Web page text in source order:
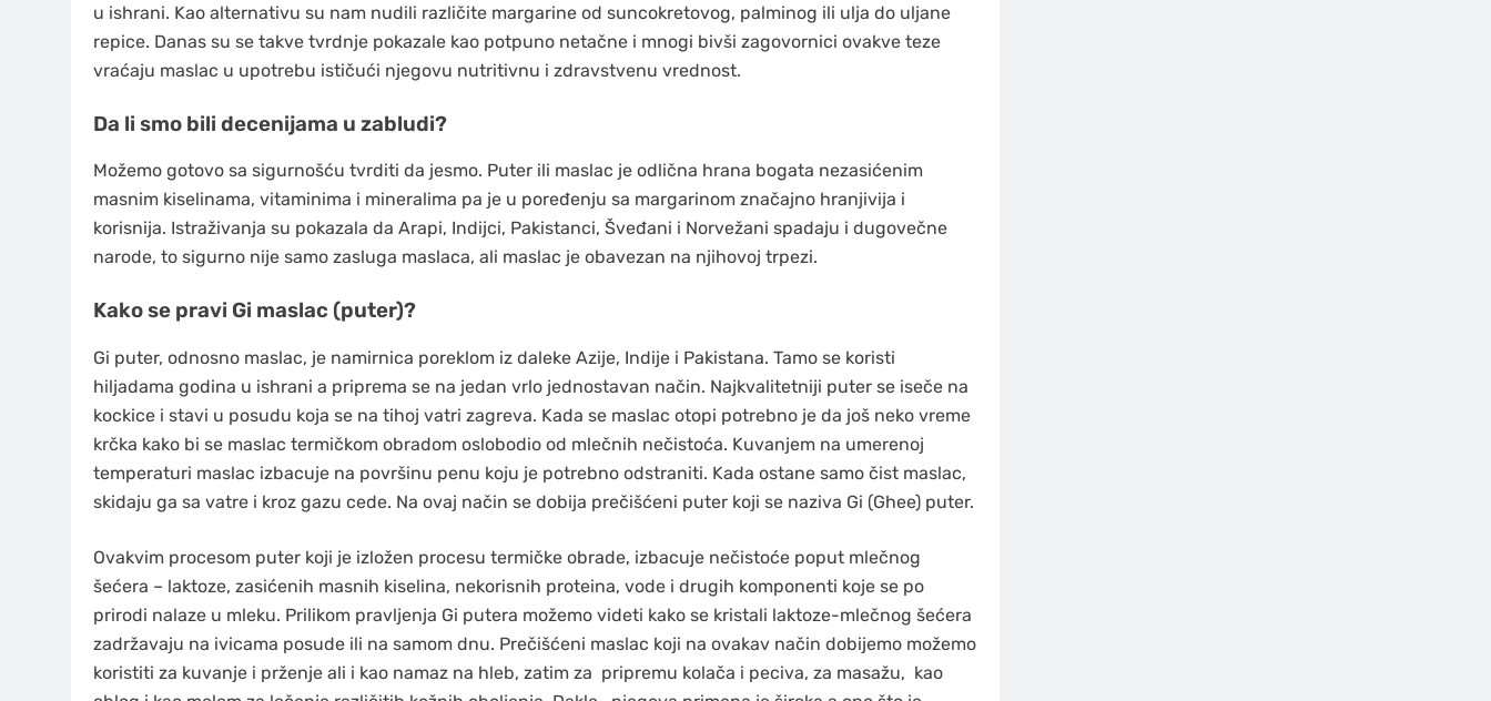
u ishrani. Kao alternativu su nam nudili različite margarine od suncokretovog, palminog ili ulja do uljane
repice. Danas su se takve tvrdnje pokazale kao potpuno netačne i mnogi bivši zagovornici ovakve teze
vraćaju maslac u upotrebu ističući njegovu nutritivnu i zdravstvenu vrednost.
Da li smo bili decenijama u zabludi?
Možemo gotovo sa sigurnošću tvrditi da jesmo. Puter ili maslac je odlična hrana bogata nezasićenim
masnim kiselinama, vitaminima i mineralima pa je u poređenju sa margarinom značajno hranjivija i
korisnija. Istraživanja su pokazala da Arapi, Indijci, Pakistanci, Šveđani i Norvežani spadaju i dugovečne
narode, to sigurno nije samo zasluga maslaca, ali maslac je obavezan na njihovoj trpezi.
Kako se pravi Gi maslac (puter)?
Gi puter, odnosno maslac, je namirnica poreklom iz daleke Azije, Indije i Pakistana. Tamo se koristi
hiljadama godina u ishrani a priprema se na jedan vrlo jednostavan način. Najkvalitetniji puter se iseče na
kockice i stavi u posudu koja se na tihoj vatri zagreva. Kada se maslac otopi potrebno je da još neko vreme
krčka kako bi se maslac termičkom obradom oslobodio od mlečnih nečistoća. Kuvanjem na umerenoj
temperaturi maslac izbacuje na površinu penu koju je potrebno odstraniti. Kada ostane samo čist maslac,
skidaju ga sa vatre i kroz gazu cede. Na ovaj način se dobija prečišćeni puter koji se naziva Gi (Ghee) puter.
Ovakvim procesom puter koji je izložen procesu termičke obrade, izbacuje nečistoće poput mlečnog
šećera – laktoze, zasićenih masnih kiselina, nekorisnih proteina, vode i drugih komponenti koje se po
prirodi nalaze u mleku. Prilikom pravljenja Gi putera možemo videti kako se kristali laktoze-mlečnog šećera
zadržavaju na ivicama posude ili na samom dnu. Prečišćeni maslac koji na ovakav način dobijemo možemo
koristiti za kuvanje i prženje ali i kao namaz na hleb, zatim za pripremu kolača i peciva, za masažu, kao